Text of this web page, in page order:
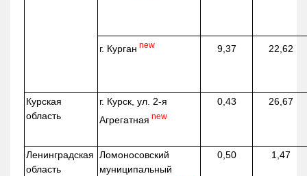
г. Курган new 9,37 22,62
Курская
область
г. Курск, ул. 2-я
Агрегатная new
0,43 26,67
Ленинградская
область
Ломоносовский
муниципальный
0,50 1,47